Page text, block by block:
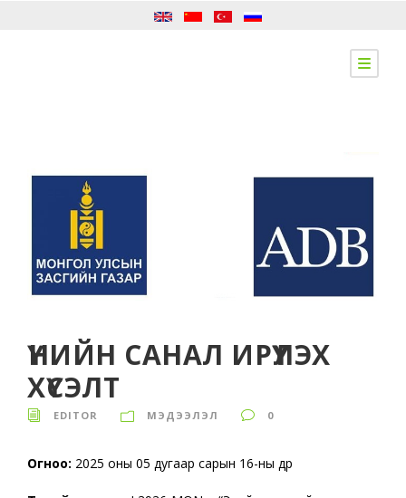
ҮНИЙН САНАЛ ИРҮҮЛЭХ
ХҮСЭЛТ
EDITOR МЭДЭЭЛЭЛ 0
Огноо: 2025 оны 05 дугаар сарын 16-ны өдөр